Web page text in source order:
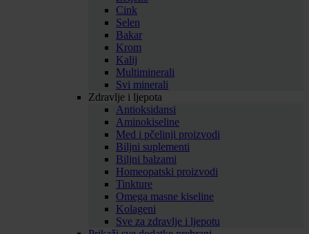
Cink
Selen
Bakar
Krom
Kalij
Multiminerali
Svi minerali
Zdravlje i ljepota
Antioksidansi
Aminokiseline
Med i pčelinji proizvodi
Biljni suplementi
Biljni balzami
Homeopatski proizvodi
Tinkture
Omega masne kiseline
Kolageni
Sve za zdravlje i ljepotu